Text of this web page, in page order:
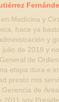
Medicina y
hace ya
y
julio de 2018 y
de
etapa dura e
presto mis
de
2011 soy